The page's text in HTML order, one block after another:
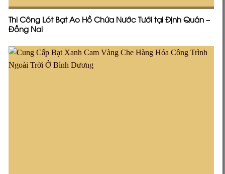
Thi Công Lót Bạt Ao Hồ Chứa Nước Tưới tại Định Quán –
Đồng Nai